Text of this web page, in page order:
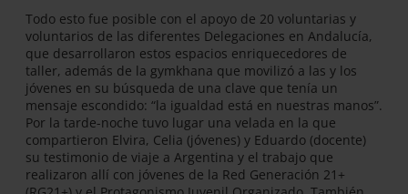
Todo esto fue posible con el apoyo de 20 voluntarias y
voluntarios de las diferentes Delegaciones en Andalucía,
que desarrollaron estos espacios enriquecedores de
taller, además de la gymkhana que movilizó a las y los
jóvenes en su búsqueda de una clave que tenía un
mensaje escondido: “la igualdad está en nuestras manos”.
Por la tarde-noche tuvo lugar una velada en la que
compartieron Elvira, Celia (jóvenes) y Eduardo (docente)
su testimonio de viaje a Argentina y el trabajo que
realizaron allí con jóvenes de la Red Generación 21+